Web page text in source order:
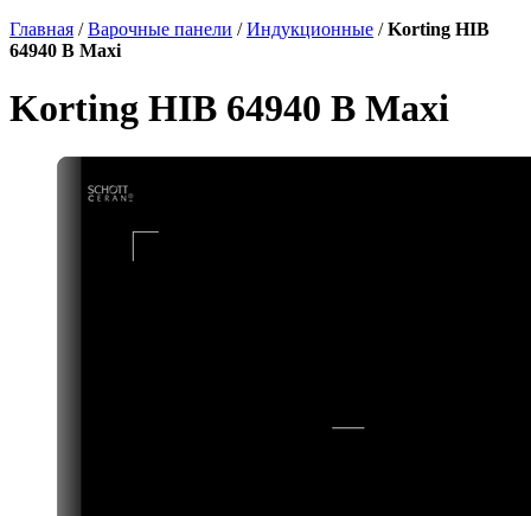
Главная /Варочные панели /Индукционные /Korting HIB
64940 B Maxi
Korting HIB 64940 B Maxi